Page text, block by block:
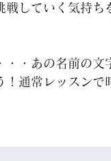
戦していく気持ち
・あの名前の文
通常レッスンで